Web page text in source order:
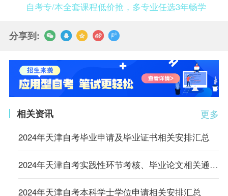
自考专/本全套课程低价抢，多专业任选3年畅学
分享到:
更多
相关资讯
2024年天津自考毕业申请及毕业证书相关安排汇总
2024年天津自考实践性环节考核、毕业论文相关通知汇总
2024年天津自考本科学士学位申请相关安排汇总